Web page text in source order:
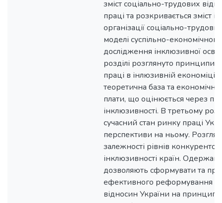
зміст соціально-трудових
праці та розкривається зміст
організації соціально-
моделі суспільно-
дослідження інклюзивної
розділі розглянуто принципи
праці в інлюзивній економіці.
теоретична база та
плати, що оцінюється через
інклюзивності. В третьому
сучасний стан ринку праці
перспективи на ньому.
залежності рівнів
інклюзивності країн.
дозволяють сформувати та
ефективного реформування
відносин України на